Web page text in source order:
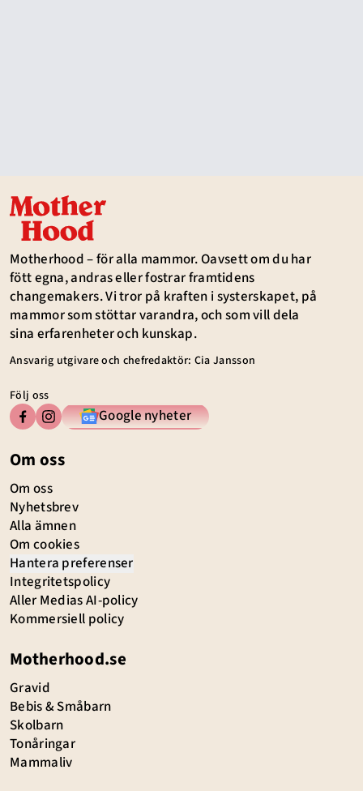
Motherhood – för alla mammor. Oavsett om du har
fött egna, andras eller fostrar framtidens
changemakers. Vi tror på kraften i systerskapet, på
mammor som stöttar varandra, och som vill dela
sina erfarenheter och kunskap.
Ansvarig utgivare och chefredaktör: Cia Jansson
Följ oss
Google nyheter
Om oss
Om oss
Nyhetsbrev
Alla ämnen
Om cookies
Hantera preferenser
Integritetspolicy
Aller Medias AI-policy
Kommersiell policy
Motherhood.se
Gravid
Bebis & Småbarn
Skolbarn
Tonåringar
Mammaliv